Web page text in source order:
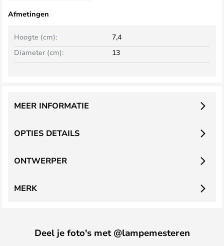
Afmetingen
Hoogte (cm):
7,4
Diameter (cm):
13
OPTIES DETAILS
MEER INFORMATIE
ONTWERPER
MERK
Deel je foto's met @lampemesteren